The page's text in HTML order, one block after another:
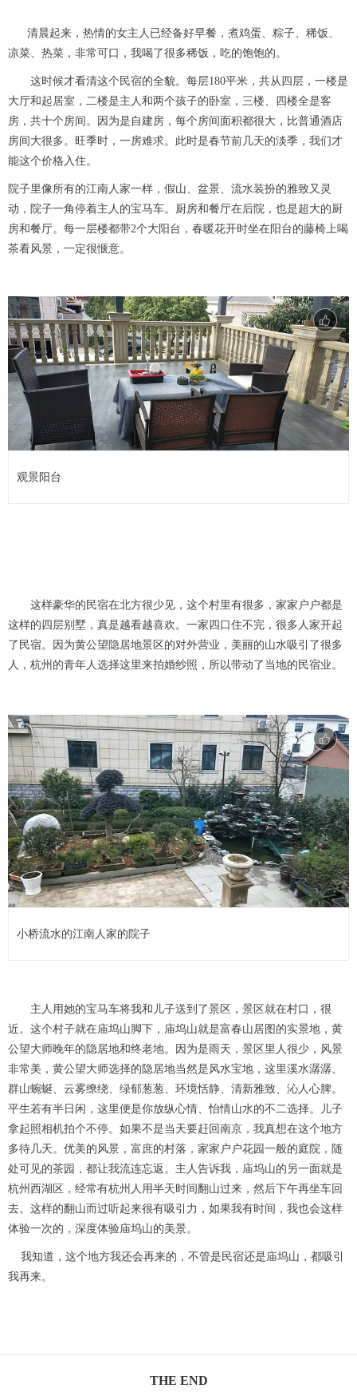
清晨起来，热情的女主人已经备好早餐，煮鸡蛋、粽子、稀饭、
凉菜、热菜，非常可口，我喝了很多稀饭，吃的饱饱的。
这时候才看清这个民宿的全貌。每层180平米，共从四层，一楼是
大厅和起居室，二楼是主人和两个孩子的卧室，三楼、四楼全是客
房，共十个房间。因为是自建房，每个房间面积都很大，比普通酒店
房间大很多。旺季时，一房难求。此时是春节前几天的淡季，我们才
能这个价格入住。
院子里像所有的江南人家一样，假山、盆景、流水装扮的雅致又灵
动，院子一角停着主人的宝马车。厨房和餐厅在后院，也是超大的厨
房和餐厅。每一层楼都带2个大阳台，春暖花开时坐在阳台的藤椅上喝
茶看风景，一定很惬意。
观景阳台
这样豪华的民宿在北方很少见，这个村里有很多，家家户户都是
这样的四层别墅，真是越看越喜欢。一家四口住不完，很多人家开起
了民宿。因为黄公望隐居地景区的对外营业，美丽的山水吸引了很多
人，杭州的青年人选择这里来拍婚纱照，所以带动了当地的民宿业。
小桥流水的江南人家的院子
主人用她的宝马车将我和儿子送到了景区，景区就在村口，很
近。这个村子就在庙坞山脚下，庙坞山就是富春山居图的实景地，黄
公望大师晚年的隐居地和终老地。因为是雨天，景区里人很少，风景
非常美，黄公望大师选择的隐居地当然是风水宝地，这里溪水潺潺、
群山蜿蜒、云雾缭绕、绿郁葱葱、环境恬静、清新雅致、沁人心脾。
平生若有半日闲，这里便是你放纵心情、怡情山水的不二选择。儿子
拿起照相机拍个不停。如果不是当天要赶回南京，我真想在这个地方
多待几天。优美的风景，富庶的村落，家家户户花园一般的庭院，随
处可见的茶园，都让我流连忘返。主人告诉我，庙坞山的另一面就是
杭州西湖区，经常有杭州人用半天时间翻山过来，然后下午再坐车回
去。这样的翻山而过听起来很有吸引力，如果我有时间，我也会这样
体验一次的，深度体验庙坞山的美景。
我知道，这个地方我还会再来的，不管是民宿还是庙坞山，都吸引
我再来。
THE END